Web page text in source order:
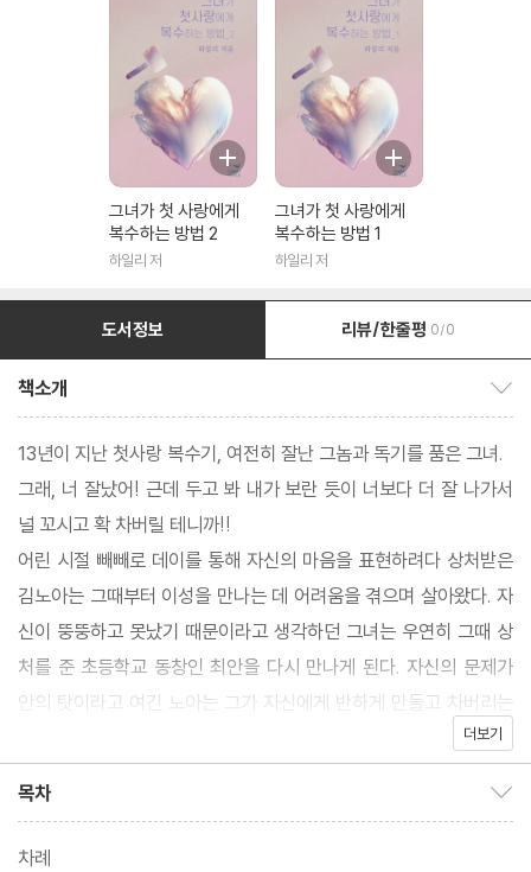
그녀가 첫 사랑에게
복수하는 방법 2
하일리 저
그녀가 첫 사랑에게
복수하는 방법 1
하일리 저
도서정보 리뷰/한줄평 0/0
책소개
13년이 지난 첫사랑 복수기, 여전히 잘난 그놈과 독기를 품은 그녀.
그래, 너 잘났어! 근데 두고 봐 내가 보란 듯이 너보다 더 잘 나가서
널 꼬시고 확 차버릴 테니까!!
어린 시절 빼빼로 데이를 통해 자신의 마음을 표현하려다 상처받은
김노아는 그때부터 이성을 만나는 데 어려움을 겪으며 살아왔다. 자
신이 뚱뚱하고 못났기 때문이라고 생각하던 그녀는 우연히 그때 상
처를 준 초등학교 동창인 최안을 다시 만나게 된다. 자신의 문제가
안의 탓이라고 여긴 노아는 그가 자신에게 반하게 만들고 차버리는
더보기
목차
차례